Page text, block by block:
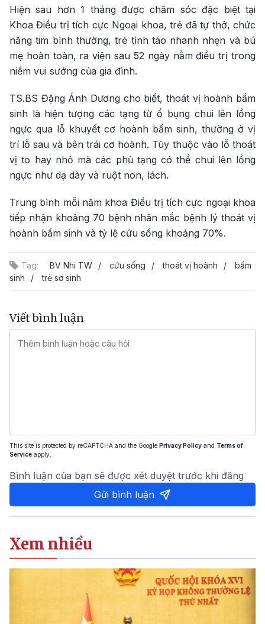
Hiện sau hơn 1 tháng được chăm sóc đặc biệt tại
Khoa Điều trị tích cực Ngoại khoa, trẻ đã tự thở, chức
năng tim bình thường, trẻ tỉnh táo nhanh nhẹn và bú
mẹ hoàn toàn, ra viện sau 52 ngày nằm điều trị trong
niềm vui sướng của gia đình.
TS.BS Đặng Ánh Dương cho biết, thoát vị hoành bẩm
sinh là hiện tượng các tạng từ ổ bụng chui lên lồng
ngực qua lỗ khuyết cơ hoành bẩm sinh, thường ở vị
trí lỗ sau và bên trái cơ hoành. Tùy thuộc vào lỗ thoát
vị to hay nhỏ mà các phủ tạng có thể chui lên lồng
ngực như dạ dày và ruột non, lách.
Trung bình mỗi năm khoa Điều trị tích cực ngoại khoa
tiếp nhận khoảng 70 bệnh nhân mắc bệnh lý thoát vị
hoành bẩm sinh và tỷ lệ cứu sống khoảng 70%.
Tag: BV Nhi TW cứu sống thoát vị hoành
bẩm
sinh
trẻ sơ sinh
Viết bình luận
This site is protected by reCAPTCHA and the Google Privacy Policy and Terms of
Service apply.
Bình luận của bạn sẽ được xét duyệt trước khi đăng
Gửi bình luận
Xem nhiều